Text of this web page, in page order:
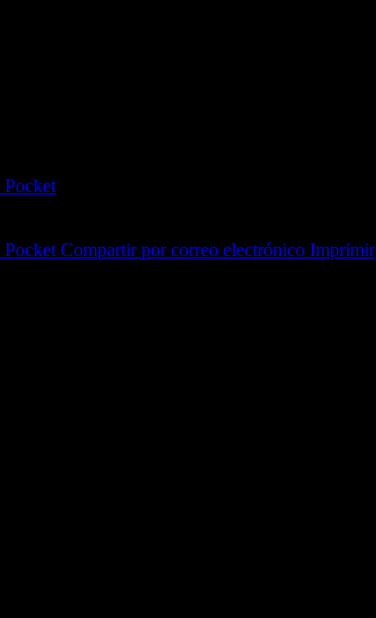
Pocket
Pocket Compartir por correo electrónico Imprimir